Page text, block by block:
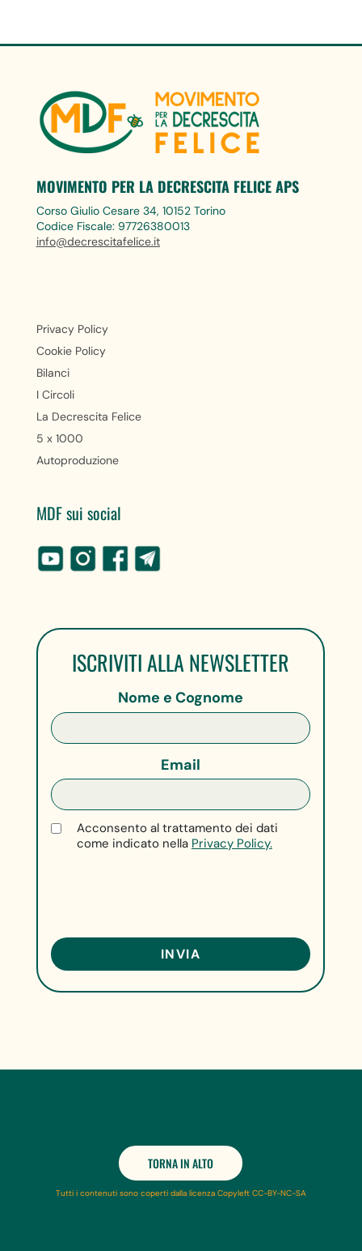
MOVIMENTO PER LA DECRESCITA FELICE APS
Corso Giulio Cesare 34, 10152 Torino
Codice Fiscale: 97726380013
info@decrescitafelice.it
Privacy Policy
Cookie Policy
Bilanci
I Circoli
La Decrescita Felice
5 x 1000
Autoproduzione
MDF sui social
ISCRIVITI ALLA NEWSLETTER
Nome e Cognome
Email
Acconsento al trattamento dei dati
come indicato nella Privacy Policy.
TORNA IN ALTO
Tutti i contenuti sono coperti dalla licenza Copyleft CC-BY-NC-SA